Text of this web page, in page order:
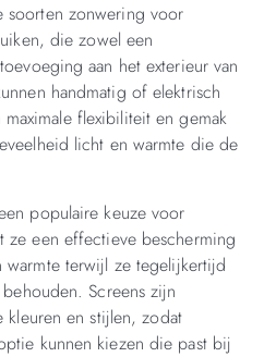
soorten zonwering voor
die zowel een
aan het exterieur van
handmatig of elektrisch
flexibiliteit en gemak
licht en warmte die de
populaire keuze voor
ze een effectieve bescherming
warmte terwijl ze tegelijkertijd
Screens zijn
kleuren en stijlen, zodat
kunnen kiezen die past bij